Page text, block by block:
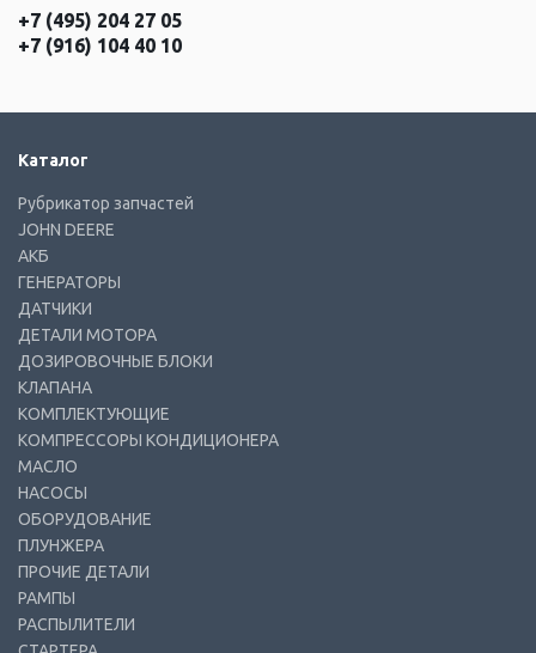
+7 (495) 204 27 05
+7 (916) 104 40 10
Каталог
Рубрикатор запчастей
JOHN DEERE
АКБ
ГЕНЕРАТОРЫ
ДАТЧИКИ
ДЕТАЛИ МОТОРА
ДОЗИРОВОЧНЫЕ БЛОКИ
КЛАПАНА
КОМПЛЕКТУЮЩИЕ
КОМПРЕССОРЫ КОНДИЦИОНЕРА
МАСЛО
НАСОСЫ
ОБОРУДОВАНИЕ
ПЛУНЖЕРА
ПРОЧИЕ ДЕТАЛИ
РАМПЫ
РАСПЫЛИТЕЛИ